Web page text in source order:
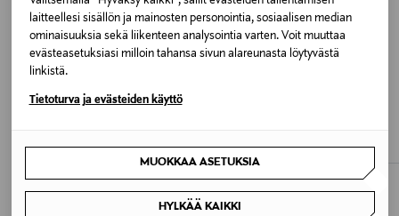
laitteellesi sisällön ja mainosten personointia, sosiaalisen median
ominaisuuksia sekä liikenteen analysointia varten. Voit muuttaa
evästeasetuksiasi milloin tahansa sivun alareunasta löytyvästä
linkistä.
Tietoturva ja evästeiden käyttö
MUOKKAA ASETUKSIA
HYLKÄÄ KAIKKI
Valmistajan tuotenumero
312916526
Valmistaja
Valmistajan osoite
24 Route de la Galaise, CH - 1228 Plan-les-Ouates
ALE –40%
Discounted Price
47,90 € Original Price
80,00 €
Original Price
195,00 €